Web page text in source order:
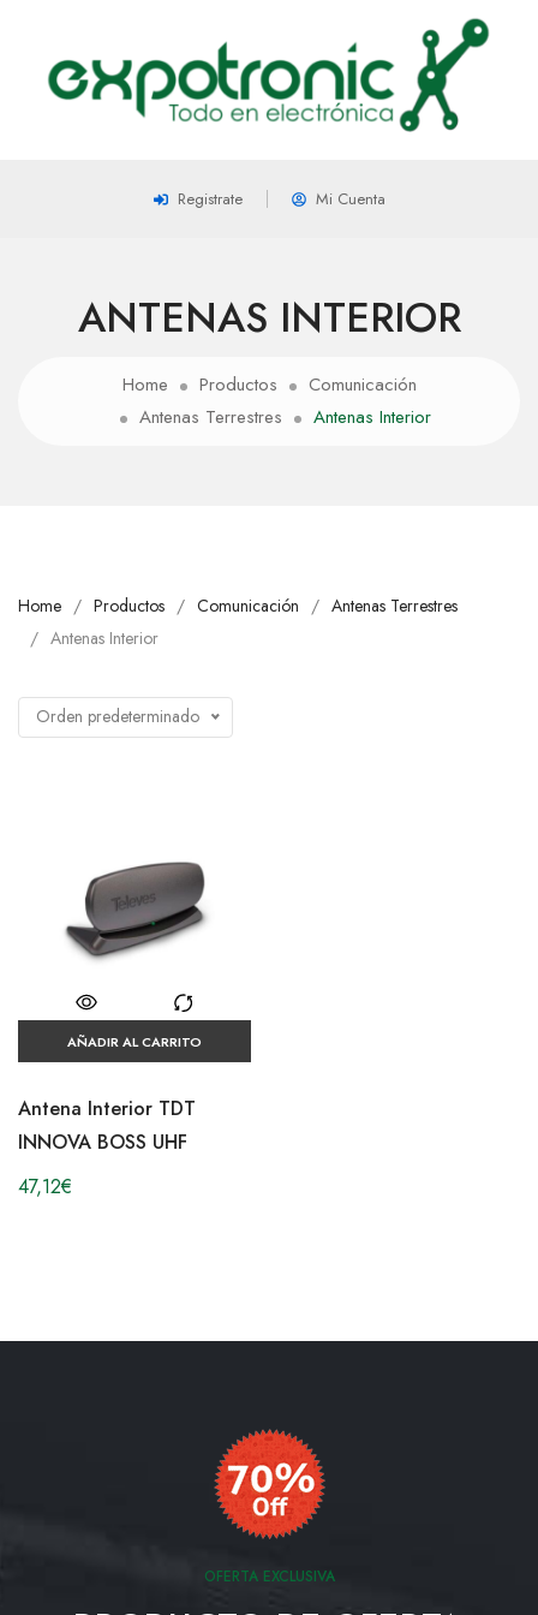
Registrate Mi Cuenta
ANTENAS INTERIOR
Home Productos
Comunicación
Antenas Terrestres
Antenas Interior
Home Productos Comunicación
Antenas Terrestres
Antenas Interior
Orden predeterminado
AÑADIR AL CARRITO
Antena Interior TDT
INNOVA BOSS UHF
47,12€
OFERTA EXCLUSIVA